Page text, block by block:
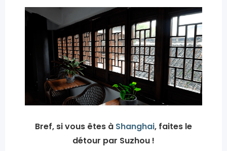
Bref, si vous êtes à Shanghai, faites le
détour par Suzhou !